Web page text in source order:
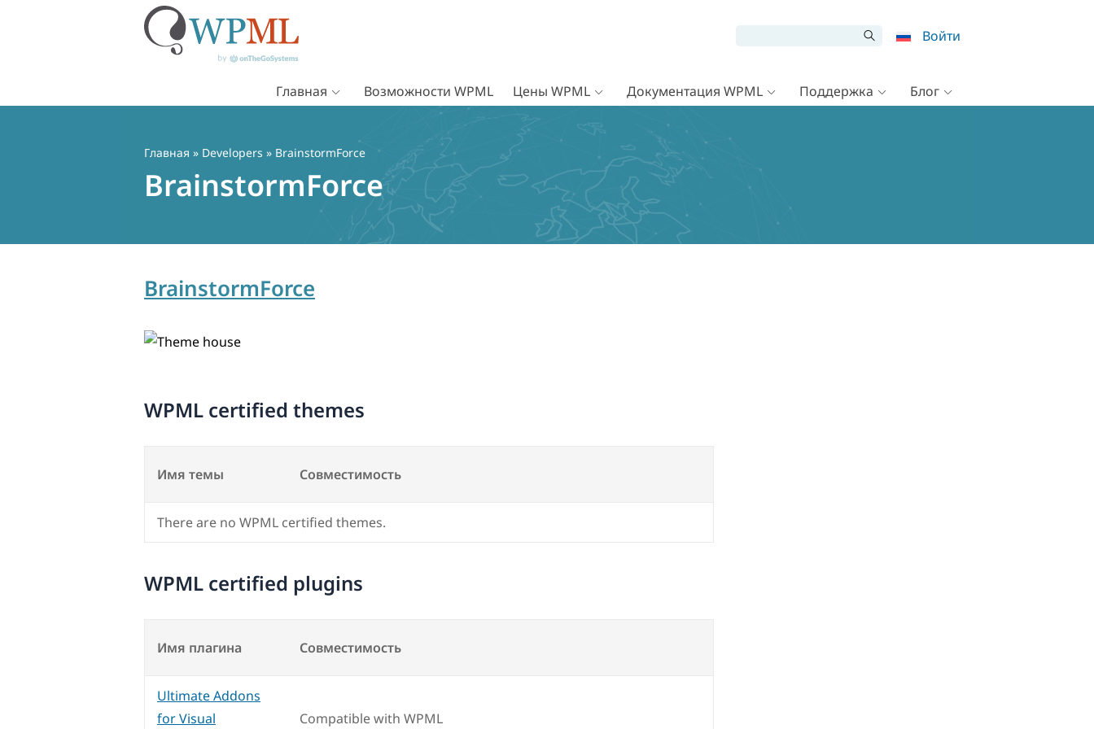
Войти
Главная Возможности WPML Цены WPML Документация WPML Поддержка Блог
Главная » Developers » BrainstormForce
BrainstormForce
BrainstormForce
WPML certified themes
Имя темы Совместимость
There are no WPML certified themes.
WPML certified plugins
Имя плагина Совместимость
Ultimate Addons
for Visual
Compatible with WPML